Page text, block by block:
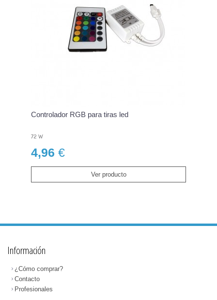
Controlador RGB para tiras led
72 W
4,96 €
Ver producto
Información
¿Cómo comprar?
Contacto
Profesionales